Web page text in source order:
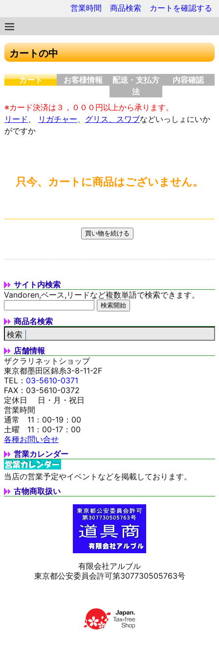
営業時間 商品検索 カートを確認する
カートの中
カート お客様情報
配送・支払方
法
内容確認
※カード決済は３，０００円以上から承ります。
リード 、 リガチャー、 グリス、スワブなどいっしょにいか
がですか
只今、カートに商品はございません。
サイト内検索
Vandoren,ベース,リードなど複数単語で検索できます。
商品名検索
店舗情報
ザクラリネットショップ
東京都墨田区錦糸3-8-11-2F
TEL： 03-5610-0371
FAX：03-5610-0372
定休日 日・月・祝日
営業時間
通常 11：00-19：00
土曜 11：00-17：00
各種お問い合せ
営業カレンダー
当店の営業予定やイベントなどを掲載しております。
古物商取扱い
有限会社アルブル
東京都公安委員会許可第307730505763号